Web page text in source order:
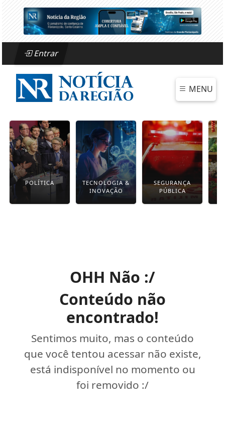
Entrar
MENU
POLÍTICA
TECNOLOGIA &
INOVAÇÃO
SEGURANÇA
PÚBLICA
OHH Não :/
Conteúdo não
encontrado!
Sentimos muito, mas o conteúdo
que você tentou acessar não existe,
está indisponível no momento ou
foi removido :/